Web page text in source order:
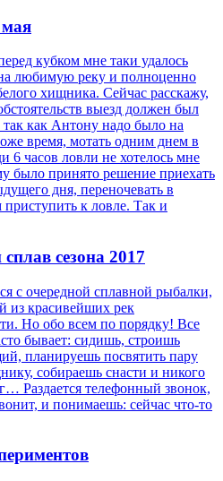
мая
кубком мне таки удалось
любимую реку и полноценно
хищника. Сейчас расскажу,
выезд должен был
как Антону надо было на
время, мотать одним днем в
6 часов ловли не хотелось мне
было принято решение приехать
дня, переночевать в
к ловле. Так и
сезона 2017
с очередной сплавной рыбалки,
из красивейших рек
Но обо всем по порядку! Все
бывает: сидишь, строишь
планируешь посвятить пару
собираешь снасти и никого
Раздается телефонный звонок,
и понимаешь: сейчас что-то